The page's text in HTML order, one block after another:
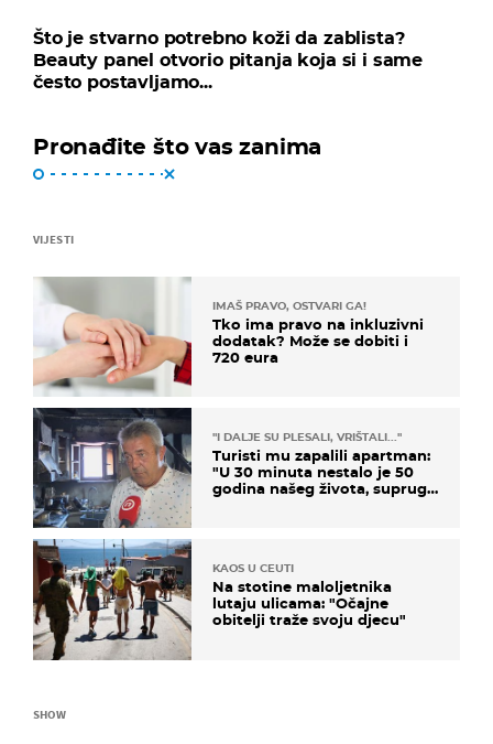
Što je stvarno potrebno koži da zablista?
Beauty panel otvorio pitanja koja si i same
često postavljamo...
Pronađite što vas zanima
VIJESTI
IMAŠ PRAVO, OSTVARI GA!
Tko ima pravo na inkluzivni
dodatak? Može se dobiti i
720 eura
"I DALJE SU PLESALI, VRIŠTALI..."
Turisti mu zapalili apartman:
"U 30 minuta nestalo je 50
godina našeg života, supruga
KAOS U CEUTI
Na stotine maloljetnika
lutaju ulicama: "Očajne
obitelji traže svoju djecu"
SHOW